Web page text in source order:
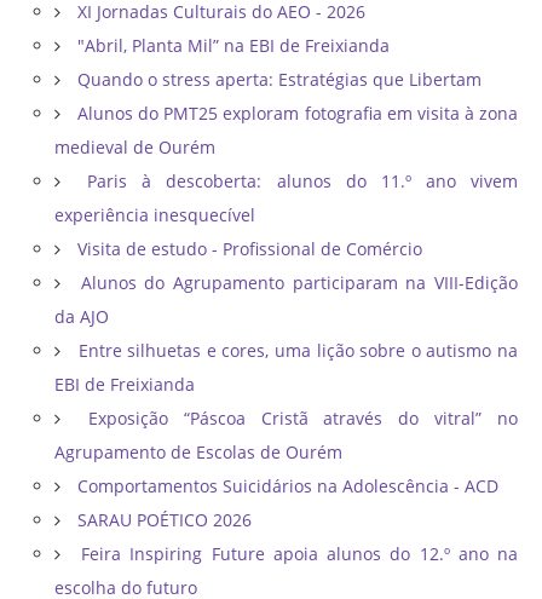
XI Jornadas Culturais do AEO - 2026
"Abril, Planta Mil” na EBI de Freixianda
Quando o stress aperta: Estratégias que Libertam
Alunos do PMT25 exploram fotografia em visita à zona
medieval de Ourém
Paris à descoberta: alunos do 11.º ano vivem
experiência inesquecível
Visita de estudo - Profissional de Comércio
Alunos do Agrupamento participaram na VIII-Edição
da AJO
Entre silhuetas e cores, uma lição sobre o autismo na
EBI de Freixianda
Exposição “Páscoa Cristã através do vitral” no
Agrupamento de Escolas de Ourém
Comportamentos Suicidários na Adolescência - ACD
SARAU POÉTICO 2026
Feira Inspiring Future apoia alunos do 12.º ano na
escolha do futuro